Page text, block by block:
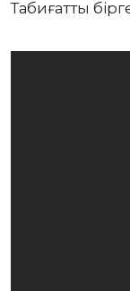
Табиғатты